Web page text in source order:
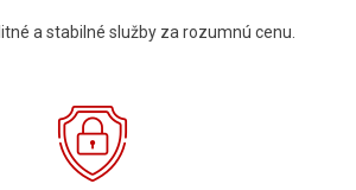
a stabilné služby za rozumnú cenu.